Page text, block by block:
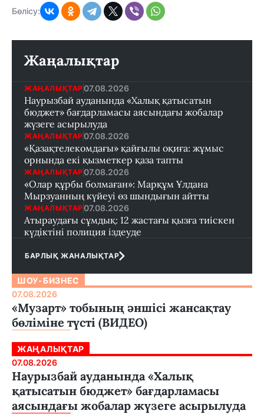
Бөлісу:
Жаңалықтар
ЖАҢАЛЫҚТАР 07.08.2026
Наурызбай ауданында «Халық қатысатын
бюджет» бағдарламасы аясындағы жобалар
жүзеге асырылуда
ЖАҢАЛЫҚТАР 07.08.2026
«Қазақтелекомдағы» қайғылы оқиға: жұмыс
орнында екі қызметкер қаза тапты
ЖАҢАЛЫҚТАР 07.08.2026
«Олар құрбы болмаған»: Марқұм Ұлдана
Мырзуанның күйеуі өз шындығын айтты
ЖАҢАЛЫҚТАР 07.08.2026
Атыраудағы сұмдық: 12 жастағы қызға тиіскен
күдіктіні полиция іздеуде
БАРЛЫҚ ЖАНАЛЫҚТАР
ШОУ-БИЗНЕС
07.08.2026
«Музарт» тобының әншісі жансақтау
бөліміне түсті (ВИДЕО)
ЖАҢАЛЫҚТАР
07.08.2026
Наурызбай ауданында «Халық
қатысатын бюджет» бағдарламасы
аясындағы жобалар жүзеге асырылуда